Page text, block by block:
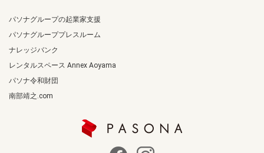
パソナグループの起業家支援
パソナグループプレスルーム
ナレッジバンク
レンタルスペース Annex Aoyama
パソナ令和財団
南部靖之.com